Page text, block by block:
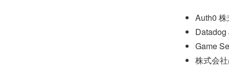
Auth0
Game
株式会